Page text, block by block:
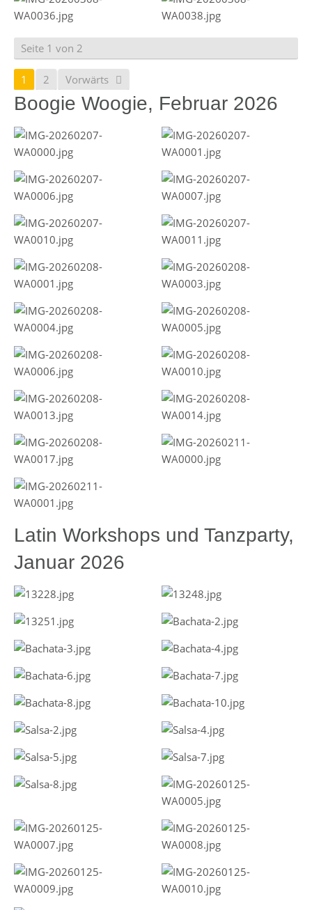
Seite 1 von 2
1 2 Vorwärts
Boogie Woogie, Februar 2026
Latin Workshops und Tanzparty,
Januar 2026